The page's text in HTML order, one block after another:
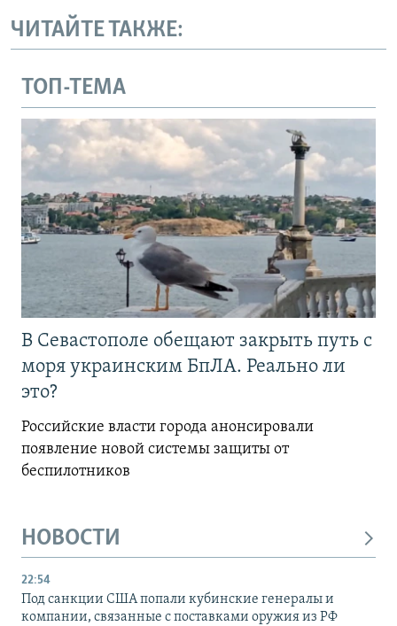
ЧИТАЙТЕ ТАКЖЕ:
ТОП-ТЕМА
В Севастополе обещают закрыть путь с
моря украинским БпЛА. Реально ли
это?
Российские власти города анонсировали
появление новой системы защиты от
беспилотников
НОВОСТИ
22:54
Под санкции США попали кубинские генералы и
компании, связанные с поставками оружия из РФ